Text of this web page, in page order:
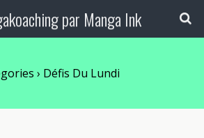
par Manga Ink
› Défis Du Lundi